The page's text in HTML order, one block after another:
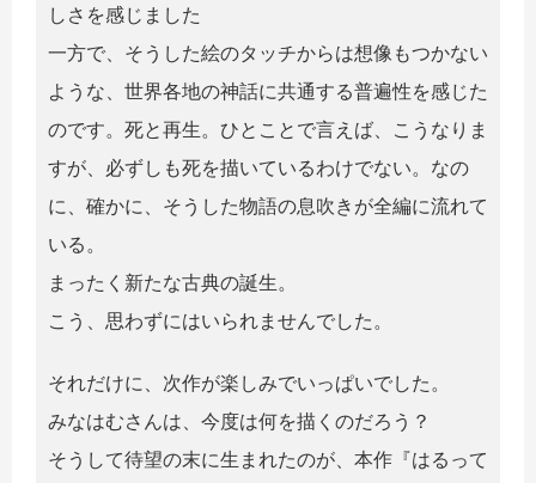
しさを感じました
一方で、そうした絵のタッチからは想像もつかない
ような、世界各地の神話に共通する普遍性を感じた
のです。死と再生。ひとことで言えば、こうなりま
すが、必ずしも死を描いているわけでない。なの
に、確かに、そうした物語の息吹きが全編に流れて
いる。
まったく新たな古典の誕生。
こう、思わずにはいられませんでした。
それだけに、次作が楽しみでいっぱいでした。
みなはむさんは、今度は何を描くのだろう？
そうして待望の末に生まれたのが、本作『はるって